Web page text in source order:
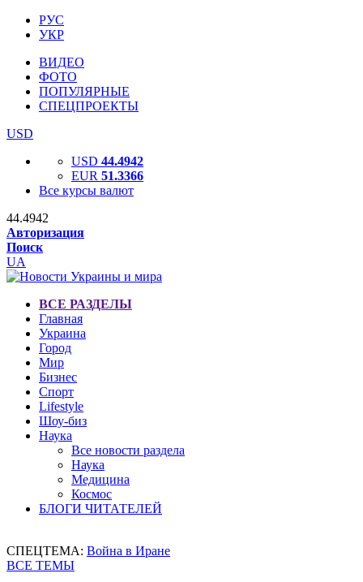
РУС
УКР
ВИДЕО
ФОТО
ПОПУЛЯРНЫЕ
СПЕЦПРОЕКТЫ
USD
USD 44.4942
EUR 51.3366
Все курсы валют
44.4942
Авторизация
Поиск
UA
ВСЕ РАЗДЕЛЫ
Главная
Украина
Город
Мир
Бизнес
Спорт
Lifestyle
Шоу-биз
Наука
Все новости раздела
Наука
Медицина
Космос
БЛОГИ ЧИТАТЕЛЕЙ
СПЕЦТЕМА: Война в Иране
ВСЕ ТЕМЫ